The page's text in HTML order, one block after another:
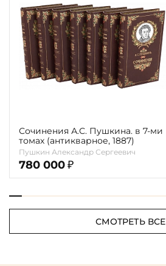
Сочинения А.С. Пушкина. в 7-ми
томах (антикварное, 1887)
Пушкин Александр Сергеевич
780 000 ₽
СМОТРЕТЬ ВСЕ